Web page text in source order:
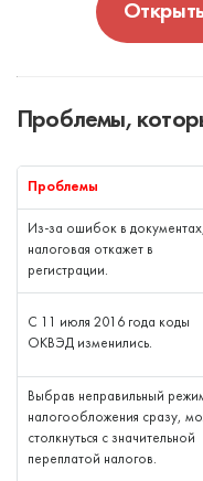
Проблемы,
Проблемы
Из-за ошибок в документах,
налоговая откажет в
регистрации.
С 11 июля 2016 года коды
ОКВЭД изменились.
Выбрав неправильный
налогообложения сразу,
столкнуться с значительной
переплатой налогов.